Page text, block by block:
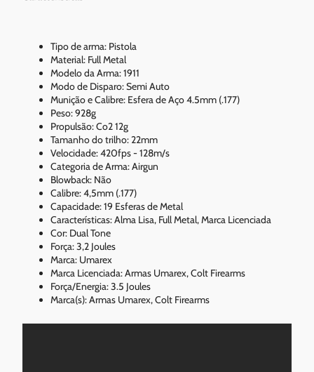
Tipo de arma: Pistola
Material: Full Metal
Modelo da Arma: 1911
Modo de Disparo: Semi Auto
Munição e Calibre: Esfera de Aço 4.5mm (.177)
Peso: 928g
Propulsão: Co2 12g
Tamanho do trilho: 22mm
Velocidade: 420fps - 128m/s
Categoria de Arma: Airgun
Blowback: Não
Calibre: 4,5mm (.177)
Capacidade: 19 Esferas de Metal
Características: Alma Lisa, Full Metal, Marca Licenciada
Cor: Dual Tone
Força: 3,2 Joules
Marca: Umarex
Marca Licenciada: Armas Umarex, Colt Firearms
Força/Energia: 3.5 Joules
Marca(s): Armas Umarex, Colt Firearms